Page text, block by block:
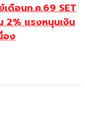
ดือนก.ค.69 SET
2% แรงหนุนเงิน
อง